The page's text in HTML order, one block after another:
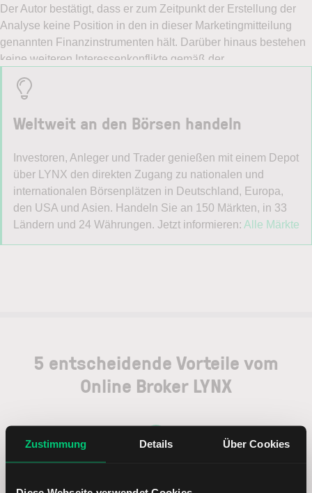
Zustimmung Details Über Cookies
Weltweit an den Börsen handeln
Investoren, Anleger und Trader genießen mit einem Depot
über LYNX den direkten Zugang zu nationalen und
internationalen Börsenplätzen in Deutschland, Europa,
den USA und Asien. Handeln Sie an 150 Märkten, in 33
Ländern und 24 Währungen. Jetzt informieren: Alle Märkte
5 entscheidende Vorteile vom
Online Broker LYNX